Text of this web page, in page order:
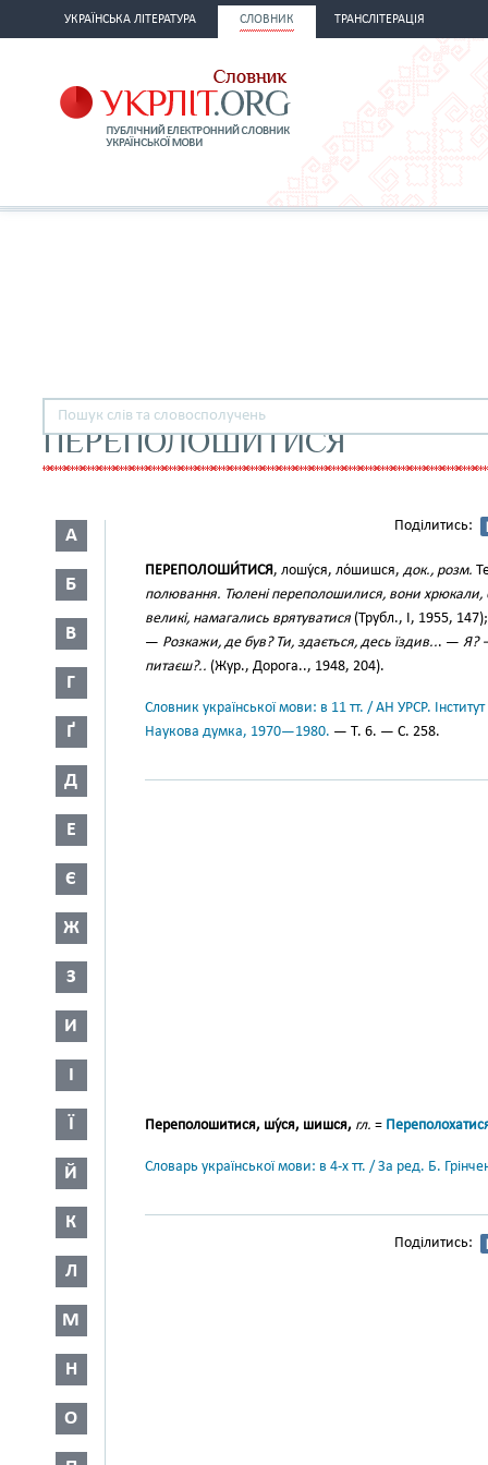
УКРАЇНСЬКА ЛІТЕРАТУРА СЛОВНИК ТРАНСЛІТЕРАЦІЯ
ПЕРЕПОЛОШИТИСЯ
А
Б
В
Г
Ґ
Д
Е
Є
Ж
З
И
І
Ї
Й
К
Л
М
Н
О
Поділитись:
ПЕРЕПОЛОШИ́ТИСЯ, лошу́ся, ло́шишся, док., розм.
полювання. Тюлені переполошилися, вони хрюкали,
великі, намагались врятуватися (Трубл., І, 1955,
— Розкажи, де був? Ти, здається, десь їздив... — Я?
питаєш?.. (Жур., Дорога.., 1948, 204).
Словник української мови: в 11 тт. / АН УРСР.
Наукова думка, 1970—1980. — Т. 6. — С. 258.
Переполошитися, шу́ся, шишся, гл. =
Словарь української мови: в 4-х тт. / За ред. Б.
Поділитись: